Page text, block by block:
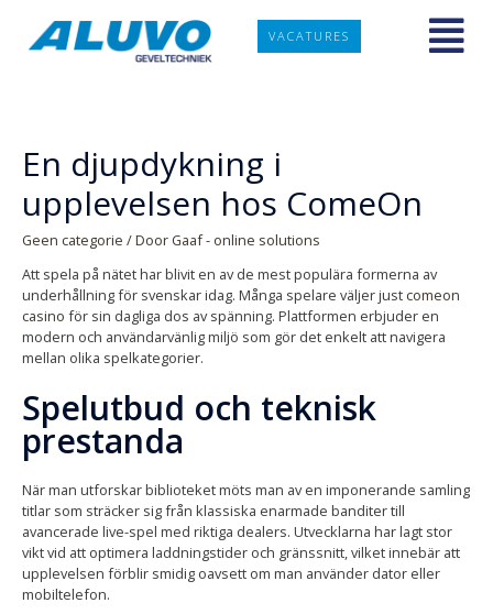
VACATURES
En djupdykning i
upplevelsen hos ComeOn
Geen categorie / Door Gaaf - online solutions
Att spela på nätet har blivit en av de mest populära formerna av
underhållning för svenskar idag. Många spelare väljer just comeon
casino för sin dagliga dos av spänning. Plattformen erbjuder en
modern och användarvänlig miljö som gör det enkelt att navigera
mellan olika spelkategorier.
Spelutbud och teknisk
prestanda
När man utforskar biblioteket möts man av en imponerande samling
titlar som sträcker sig från klassiska enarmade banditer till
avancerade live-spel med riktiga dealers. Utvecklarna har lagt stor
vikt vid att optimera laddningstider och gränssnitt, vilket innebär att
upplevelsen förblir smidig oavsett om man använder dator eller
mobiltelefon.